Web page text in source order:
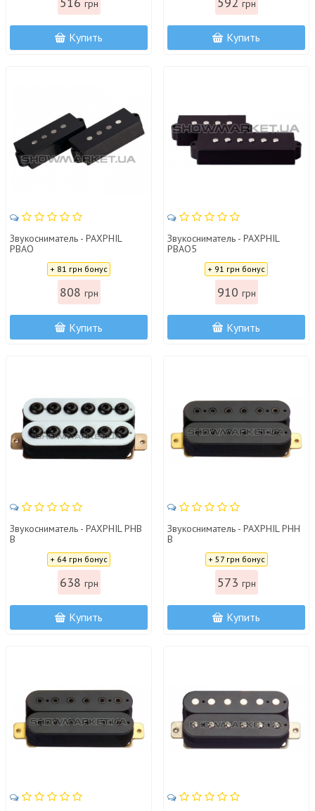
грн
Купить
грн
Купить
Звукосниматель - PAXPHIL
PBAO
+ 81 грн бонус
808 грн
Купить
Звукосниматель - PAXPHIL
PBAO5
+ 91 грн бонус
910 грн
Купить
Звукосниматель - PAXPHIL PHB
B
+ 64 грн бонус
638 грн
Купить
Звукосниматель - PAXPHIL PHH
B
+ 57 грн бонус
573 грн
Купить